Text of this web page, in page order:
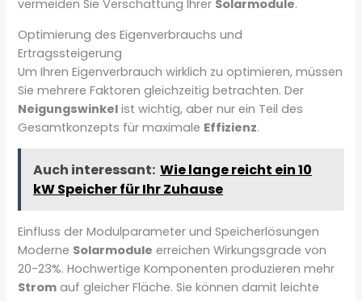
vermeiden Sie Verschattung Ihrer Solarmodule.
Optimierung des Eigenverbrauchs und
Ertragssteigerung
Um Ihren Eigenverbrauch wirklich zu optimieren, müssen
Sie mehrere Faktoren gleichzeitig betrachten. Der
Neigungswinkel ist wichtig, aber nur ein Teil des
Gesamtkonzepts für maximale Effizienz.
Auch interessant: Wie lange reicht ein 10
kW Speicher für Ihr Zuhause
Einfluss der Modulparameter und Speicherlösungen
Moderne Solarmodule erreichen Wirkungsgrade von
20-23%. Hochwertige Komponenten produzieren mehr
Strom auf gleicher Fläche. Sie können damit leichte